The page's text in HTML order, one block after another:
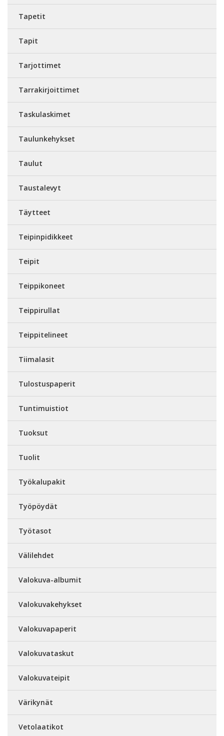
Tapetit
Tapit
Tarjottimet
Tarrakirjoittimet
Taskulaskimet
Taulunkehykset
Taulut
Taustalevyt
Täytteet
Teipinpidikkeet
Teipit
Teippikoneet
Teippirullat
Teippitelineet
Tiimalasit
Tulostuspaperit
Tuntimuistiot
Tuoksut
Tuolit
Työkalupakit
Työpöydät
Työtasot
Välilehdet
Valokuva-albumit
Valokuvakehykset
Valokuvapaperit
Valokuvataskut
Valokuvateipit
Värikynät
Vetolaatikot